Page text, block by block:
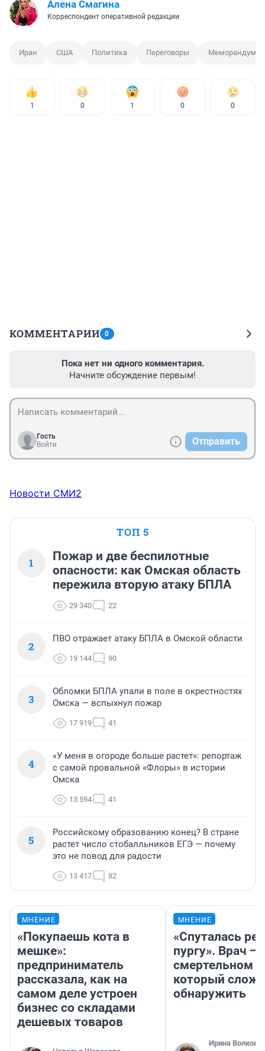
Алена Смагина
Корреспондент оперативной редакции
Иран США Политика Переговоры Меморандум
1 0 1 0 0
КОММЕНТАРИИ 0
Пока нет ни одного комментария.
Начните обсуждение первым!
Гость
Войти
Отправить
Новости СМИ2
ТОП 5
1
Пожар и две беспилотные
опасности: как Омская область
пережила вторую атаку БПЛА
29 340 22
2
ПВО отражает атаку БПЛА в Омской области
19 144 90
3
Обломки БПЛА упали в поле в окрестностях
Омска — вспыхнул пожар
17 919 41
4
«У меня в огороде больше растет»: репортаж
с самой провальной «Флоры» в истории
Омска
13 594 41
5
Российскому образованию конец? В стране
растет число стобалльников ЕГЭ — почему
это не повод для радости
13 417 82
МНЕНИЕ
«Покупаешь кота в
мешке»:
предприниматель
рассказала, как на
самом деле устроен
бизнес со складами
дешевых товаров
МНЕНИЕ
«Спуталась
пургу». Врач —
смертельном
который
обнаружить
Ирина Волкова